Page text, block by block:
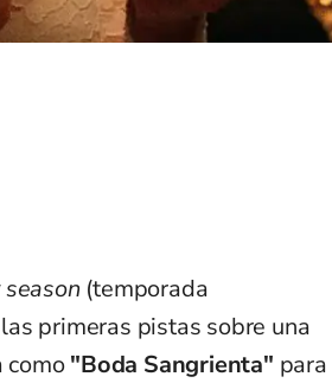
(temporada
primeras pistas sobre una
como"Boda Sangrienta" para